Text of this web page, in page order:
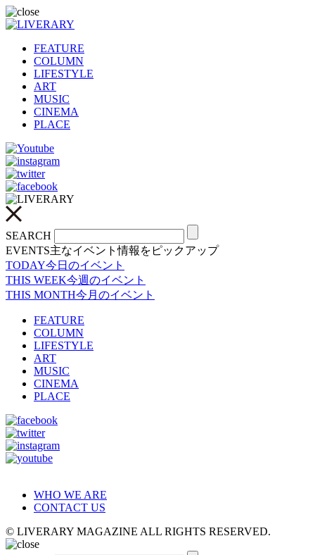
FEATURE
COLUMN
LIFESTYLE
ART
MUSIC
CINEMA
PLACE
SEARCH
EVENTS主なイベント情報をピックアップ
TODAY今日のイベント
THIS WEEK今週のイベント
THIS MONTH今月のイベント
FEATURE
COLUMN
LIFESTYLE
ART
MUSIC
CINEMA
PLACE
WHO WE ARE
CONTACT US
© LIVERARY MAGAZINE ALL RIGHTS RESERVED.